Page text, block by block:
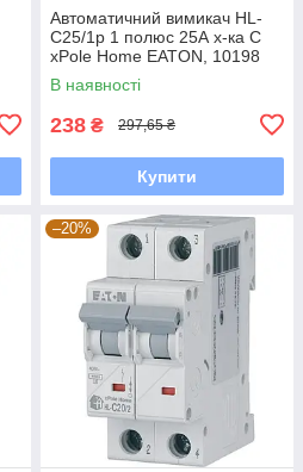
Автоматичний вимикач HL-
C25/1р 1 полюс 25А х-ка С
xPole Home EATON, 10198
В наявності
238 ₴ 297,65 ₴
Купити
–20%